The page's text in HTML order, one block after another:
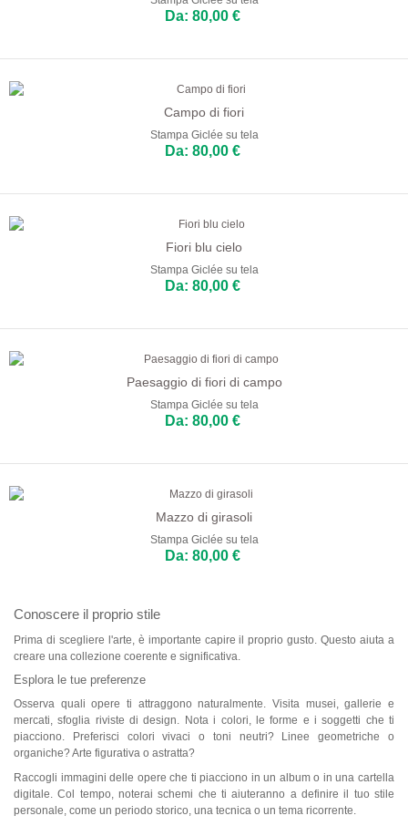
Da: 80,00 €
Campo di fiori
Stampa Giclée su tela
Da: 80,00 €
Fiori blu cielo
Stampa Giclée su tela
Da: 80,00 €
Paesaggio di fiori di campo
Stampa Giclée su tela
Da: 80,00 €
Mazzo di girasoli
Stampa Giclée su tela
Da: 80,00 €
Conoscere il proprio stile
Prima di scegliere l'arte, è importante capire il proprio gusto. Questo aiuta a
creare una collezione coerente e significativa.
Esplora le tue preferenze
Osserva quali opere ti attraggono naturalmente. Visita musei, gallerie e
mercati, sfoglia riviste di design. Nota i colori, le forme e i soggetti che ti
piacciono. Preferisci colori vivaci o toni neutri? Linee geometriche o
organiche? Arte figurativa o astratta?
Raccogli immagini delle opere che ti piacciono in un album o in una cartella
digitale. Col tempo, noterai schemi che ti aiuteranno a definire il tuo stile
personale, come un periodo storico, una tecnica o un tema ricorrente.